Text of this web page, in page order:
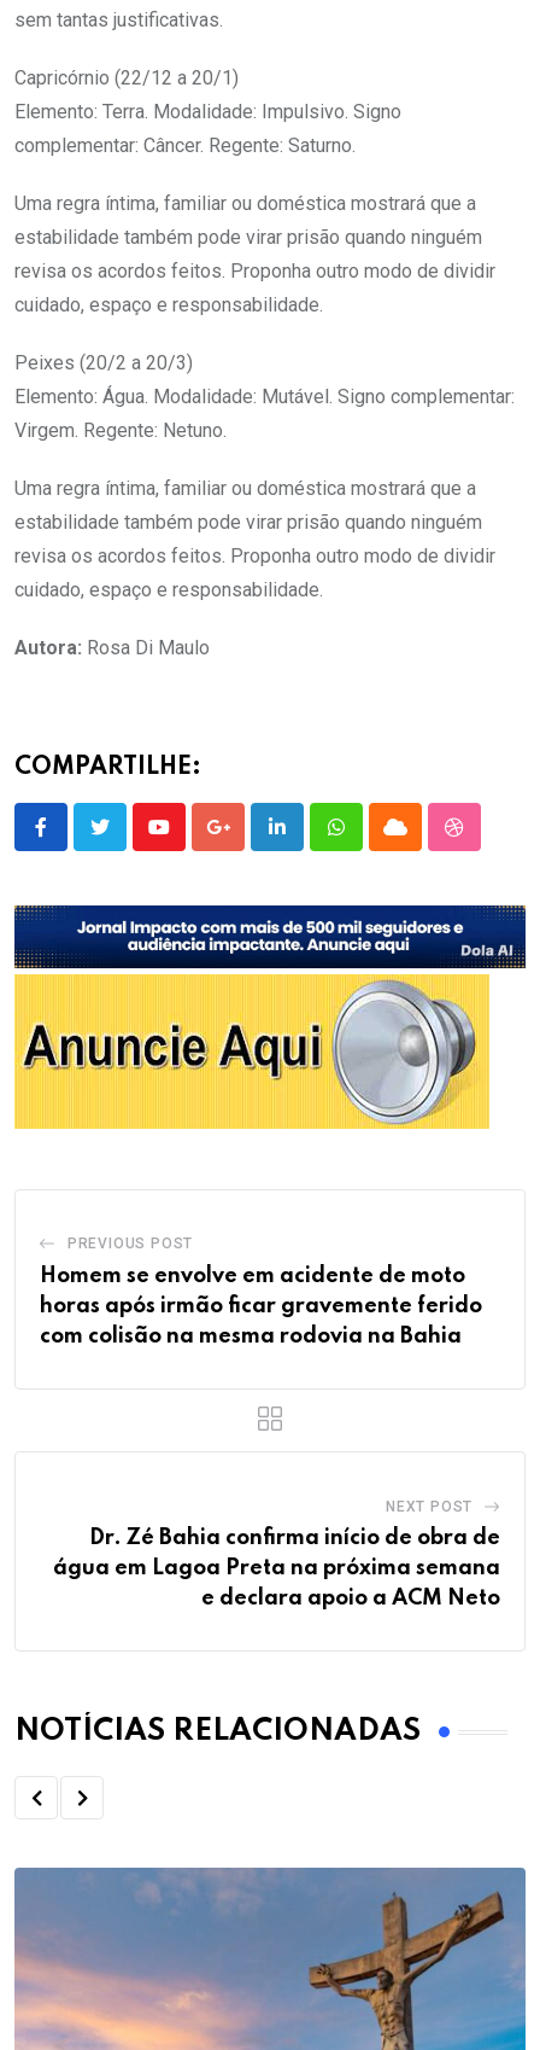
sem tantas justificativas.
Capricórnio (22/12 a 20/1)
Elemento: Terra. Modalidade: Impulsivo. Signo
complementar: Câncer. Regente: Saturno.
Uma regra íntima, familiar ou doméstica mostrará que a
estabilidade também pode virar prisão quando ninguém
revisa os acordos feitos. Proponha outro modo de dividir
cuidado, espaço e responsabilidade.
Peixes (20/2 a 20/3)
Elemento: Água. Modalidade: Mutável. Signo complementar:
Virgem. Regente: Netuno.
Uma regra íntima, familiar ou doméstica mostrará que a
estabilidade também pode virar prisão quando ninguém
revisa os acordos feitos. Proponha outro modo de dividir
cuidado, espaço e responsabilidade.
Autora: Rosa Di Maulo
COMPARTILHE:
YoutubeGoogle+LinkedInWhatsappCloud
PREVIOUS POST
Homem se envolve em acidente de moto
horas após irmão ficar gravemente ferido
com colisão na mesma rodovia na Bahia
NEXT POST
Dr. Zé Bahia confirma início de obra de
água em Lagoa Preta na próxima semana
e declara apoio a ACM Neto
NOTÍCIAS RELACIONADAS